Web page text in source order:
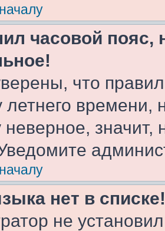
часовой пояс,
что
летнего
значит,
нет в списке!
не